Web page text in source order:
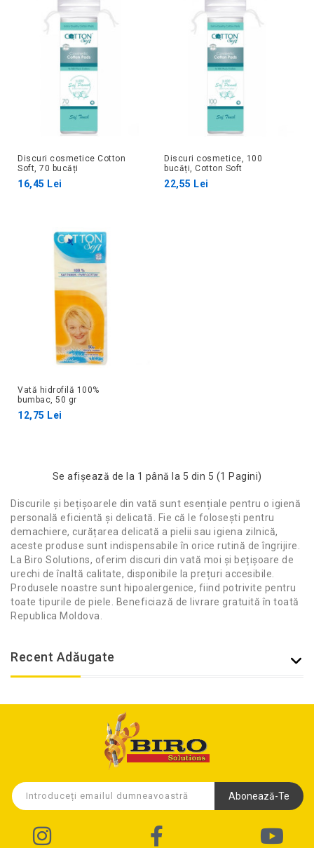
Discuri cosmetice Cotton
Soft, 70 bucăți
16,45 Lei
Discuri cosmetice, 100
bucăți, Cotton Soft
22,55 Lei
Vată hidrofilă 100%
bumbac, 50 gr
12,75 Lei
Se afişează de la 1 până la 5 din 5 (1 Pagini)
Discurile și bețișoarele din vată sunt esențiale pentru o igienă
personală eficientă și delicată. Fie că le folosești pentru
demachiere, curățarea delicată a pielii sau igiena zilnică,
aceste produse sunt indispensabile în orice rutină de îngrijire.
La Biro Solutions, oferim discuri din vată moi și bețișoare de
urechi de înaltă calitate, disponibile la prețuri accesibile.
Produsele noastre sunt hipoalergenice, fiind potrivite pentru
toate tipurile de piele. Beneficiază de livrare gratuită în toată
Republica Moldova.
Recent Adăugate
Abonează-Te